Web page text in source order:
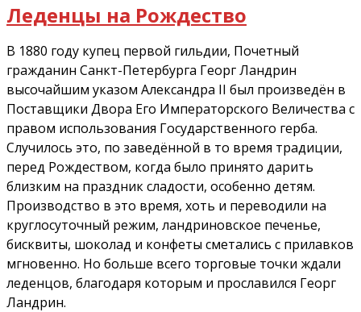
Леденцы на Рождество
В 1880 году купец первой гильдии, Почетный
гражданин Санкт-Петербурга Георг Ландрин
высочайшим указом Александра II был произведён в
Поставщики Двора Его Императорского Величества с
правом использования Государственного герба.
Случилось это, по заведённой в то время традиции,
перед Рождеством, когда было принято дарить
близким на праздник сладости, особенно детям.
Производство в это время, хоть и переводили на
круглосуточный режим, ландриновское печенье,
бисквиты, шоколад и конфеты сметались с прилавков
мгновенно. Но больше всего торговые точки ждали
леденцов, благодаря которым и прославился Георг
Ландрин.